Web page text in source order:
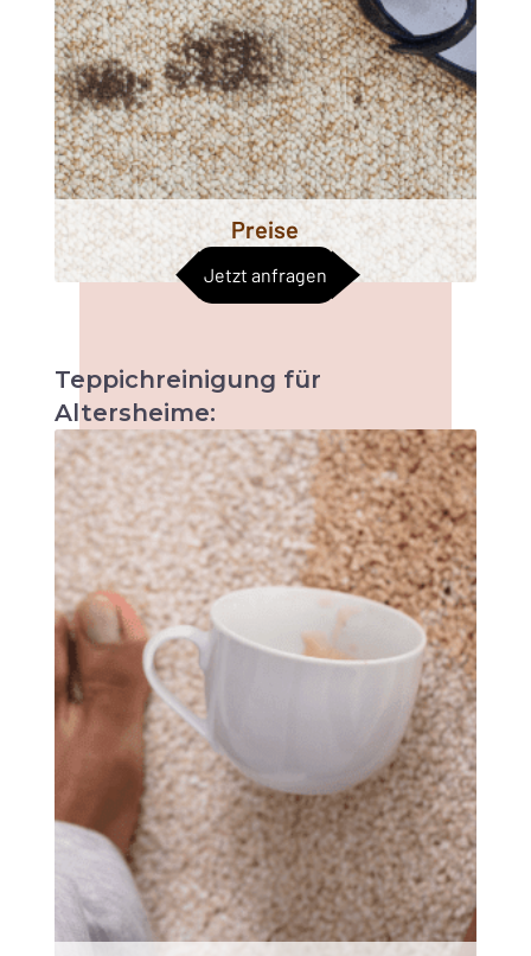
Preise
Jetzt anfragen
Teppichreinigung für
Altersheime:
In Altersheimen gehören Gesundheit und
Hygiene zu den wichtigsten Faktoren, um die
man sich kümmern muss. Saubere Teppiche
tragen u.a. zur Verbesserung der
Raumluftqualität bei. Wir unterstützen Sie
gerne dabei, dass Ihre Bewohner ein besseres
Leben führen :)